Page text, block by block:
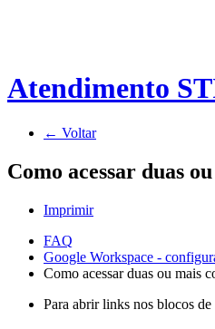
Atendimento
← Voltar
Como acessar duas
Imprimir
FAQ
Google Workspace -
Como acessar duas ou mais
Para abrir links nos blocos